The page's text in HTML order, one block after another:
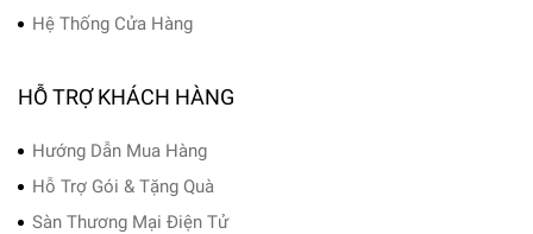
Hệ Thống Cửa Hàng
HỖ TRỢ KHÁCH HÀNG
Hướng Dẫn Mua Hàng
Hỗ Trợ Gói & Tặng Quà
Sàn Thương Mại Điện Tử